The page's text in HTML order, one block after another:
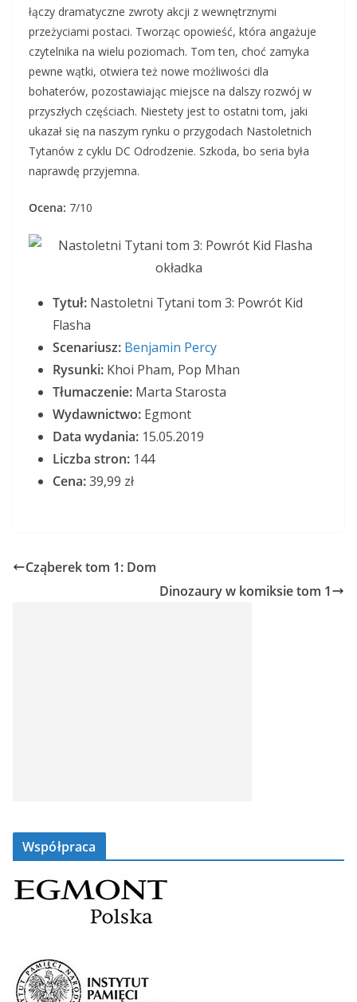
łączy dramatyczne zwroty akcji z wewnętrznymi
przeżyciami postaci. Tworząc opowieść, która angażuje
czytelnika na wielu poziomach. Tom ten, choć zamyka
pewne wątki, otwiera też nowe możliwości dla
bohaterów, pozostawiając miejsce na dalszy rozwój w
przyszłych częściach. Niestety jest to ostatni tom, jaki
ukazał się na naszym rynku o przygodach Nastoletnich
Tytanów z cyklu DC Odrodzenie. Szkoda, bo seria była
naprawdę przyjemna.
Ocena: 7/10
Tytuł: Nastoletni Tytani tom 3: Powrót Kid
Flasha
Scenariusz: Benjamin Percy
Rysunki: Khoi Pham, Pop Mhan
Tłumaczenie: Marta Starosta
Wydawnictwo: Egmont
Data wydania: 15.05.2019
Liczba stron: 144
Cena:39,99 zł
Cząberek tom 1: Dom
Dinozaury w komiksie tom 1
Współpraca